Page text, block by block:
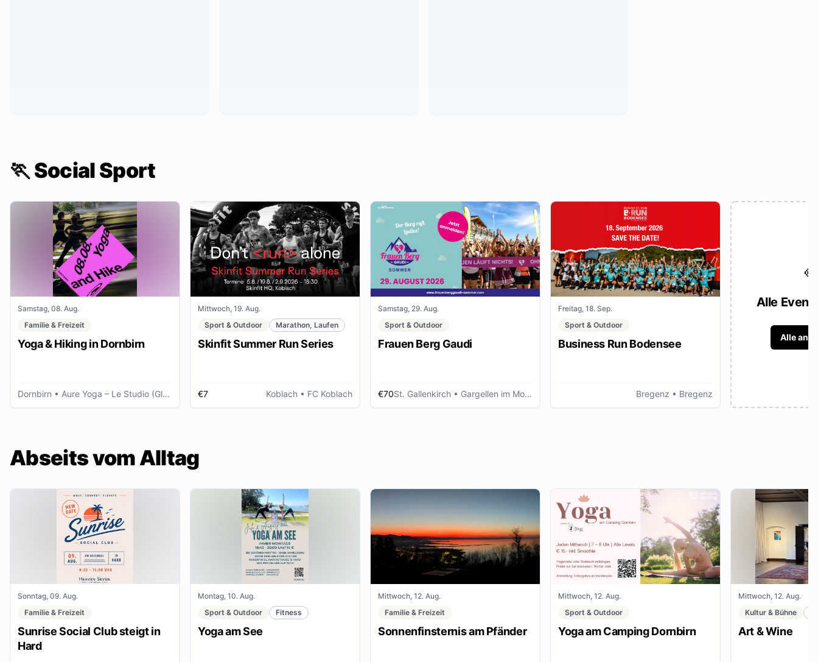
🏃 Social Sport
Samstag, 08. Aug.
Familie & Freizeit
Yoga & Hiking in Dornbirn
Dornbirn • Aure Yoga – Le Studio (Glöggele Haus)
Mittwoch, 19. Aug.
Sport & Outdoor
Marathon, Laufen
Skinfit Summer Run Series
€7 Koblach • FC Koblach
Samstag, 29. Aug.
Sport & Outdoor
Frauen Berg Gaudi
€70St. Gallenkirch • Gargellen im Montafon
Freitag, 18. Sep.
Sport & Outdoor
Business Run Bodensee
Bregenz • Bregenz
Alle
Alle
Abseits vom Alltag
Sonntag, 09. Aug.
Familie & Freizeit
Sunrise Social Club steigt in
Hard
Montag, 10. Aug.
Sport & Outdoor
Fitness
Yoga am See
Mittwoch, 12. Aug.
Familie & Freizeit
Sonnenfinsternis am Pfänder
Mittwoch, 12. Aug.
Sport & Outdoor
Yoga am Camping Dornbirn
Mittwoch, 12. Aug.
Kultur & Bühne
Art & Wine